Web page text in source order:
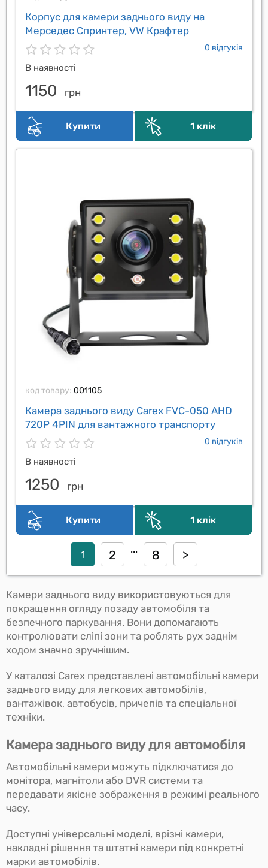
Корпус для камери заднього виду на
Мерседес Спринтер, VW Крафтер
0 відгуків
В наявності
1150 грн
Купити 1 клік
код товару: 001105
Камера заднього виду Carex FVC-050 AHD
720P 4PIN для вантажного транспорту
0 відгуків
В наявності
1250 грн
Купити 1 клік
1 2 ... 8 >
Камери заднього виду використовуються для
покращення огляду позаду автомобіля та
безпечного паркування. Вони допомагають
контролювати сліпі зони та роблять рух заднім
ходом значно зручнішим.
У каталозі Carex представлені автомобільні камери
заднього виду для легкових автомобілів,
вантажівок, автобусів, причепів та спеціальної
техніки.
Камера заднього виду для автомобіля
Автомобільні камери можуть підключатися до
монітора, магнітоли або DVR системи та
передавати якісне зображення в режимі реального
часу.
Доступні універсальні моделі, врізні камери,
накладні рішення та штатні камери під конкретні
марки автомобілів.